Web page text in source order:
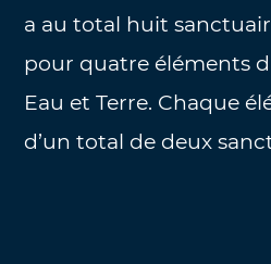
a au total huit
pour quatre éléments
Eau et Terre. Chaque
d’un total de deux